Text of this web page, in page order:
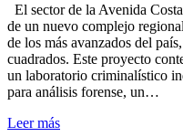
El sector de la Avenida
de un nuevo complejo
de los más avanzados del
cuadrados. Este proyecto
un laboratorio criminalístico
para análisis forense, un…
Leer más